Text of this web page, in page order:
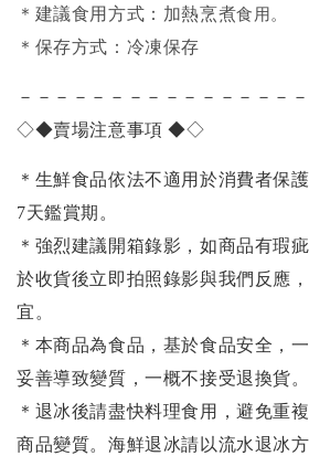
＊建議食用方式：加熱烹煮食用。
＊保存方式：冷凍保存
－－－－－－－－－－－－－－－
◇◆賣場注意事項 ◆◇
＊生鮮食品依法不適用於消費者保
7天鑑賞期。
＊強烈建議開箱錄影，如商品有瑕
於收貨後立即拍照錄影與我們反應
宜。
＊本商品為食品，基於食品安全，
妥善導致變質，一概不接受退換貨。
＊退冰後請盡快料理食用，避免重
商品變質。海鮮退冰請以流水退冰